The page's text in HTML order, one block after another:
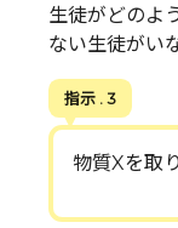
生徒がどのよ
ない生徒がい
指示 . 3
物質Xを取